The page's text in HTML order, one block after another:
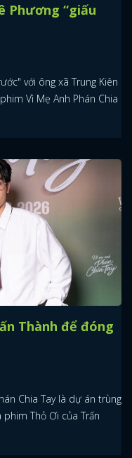
Phương “giấu
với ông xã Trung Kiên
Vì Mẹ Anh Phán Chia
Thành để đóng
Chia Tay là dự án trùng
Thỏ Ơi của Trấn